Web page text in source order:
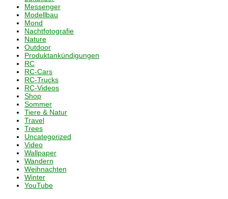
Messenger
Modellbau
Mond
Nachtfotografie
Nature
Outdoor
Produktankündigungen
RC
RC-Cars
RC-Trucks
RC-Videos
Shop
Sommer
Tiere & Natur
Travel
Trees
Uncategorized
Video
Wallpaper
Wandern
Weihnachten
Winter
YouTube